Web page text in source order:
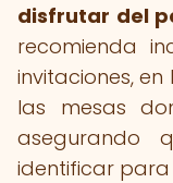
disfrutar del
recomienda
invitaciones,
las mesas
asegurando
identificar